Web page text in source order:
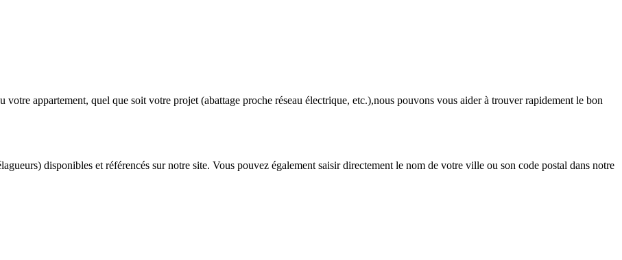
appartement, quel que soit votre projet (abattage proche réseau électrique, etc.),nous pouvons vous aider à trouver rapidement le bon
disponibles et référencés sur notre site. Vous pouvez également saisir directement le nom de votre ville ou son code postal dans notre